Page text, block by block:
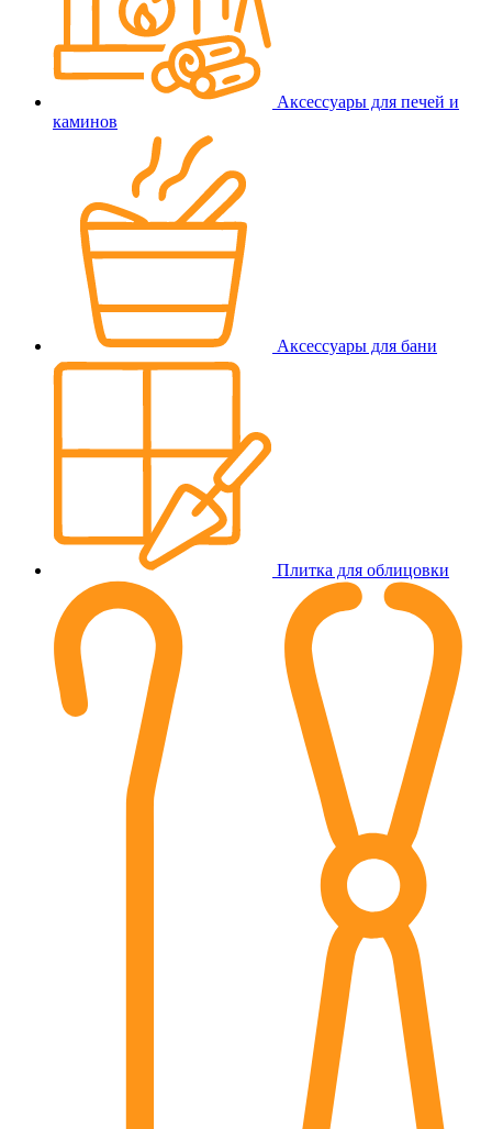
Аксессуары для печей и
каминов
Аксессуары для бани
Плитка для облицовки